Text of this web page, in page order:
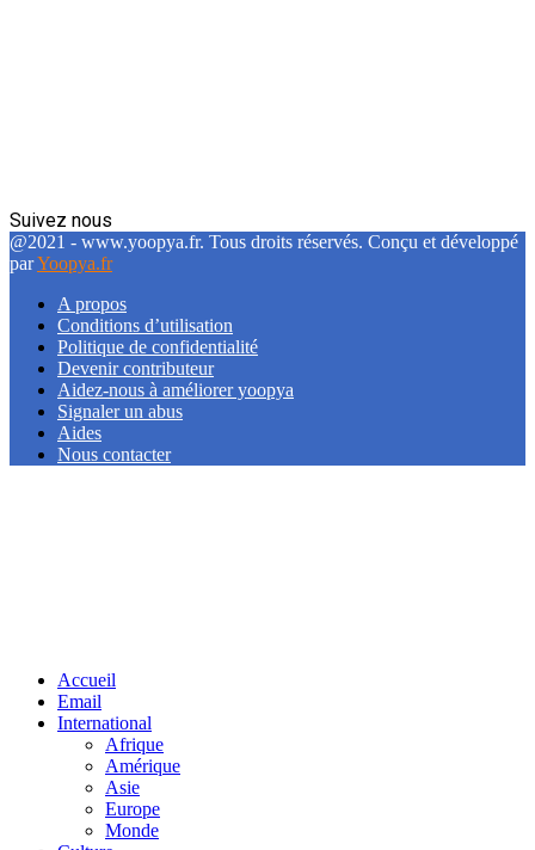
Suivez nous
Facebook
Twitter
Linkedin
@2021 - www.yoopya.fr. Tous droits réservés. Conçu et développé
parYoopya.fr
A propos
Conditions d’utilisation
Politique de confidentialité
Devenir contributeur
Aidez-nous à améliorer yoopya
Signaler un abus
Aides
Nous contacter
Accueil
Email
International
Afrique
Amérique
Asie
Europe
Monde